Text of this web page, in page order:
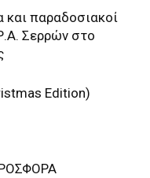
και παραδοσιακοί
Σερρών στο
Edition)